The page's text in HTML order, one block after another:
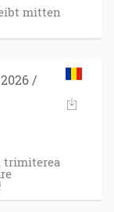
mitten
/
trimiterea